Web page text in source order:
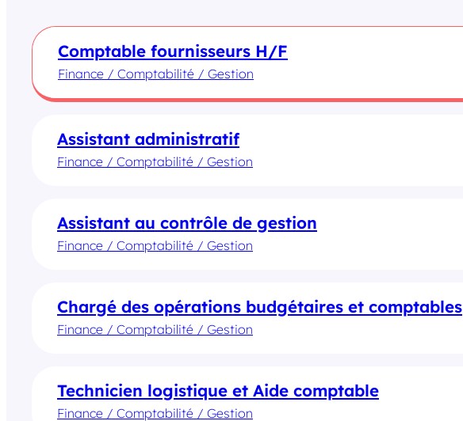
Comptable fournisseurs H/F
Finance / Comptabilité / Gestion
Assistant administratif
Finance / Comptabilité / Gestion
Assistant au contrôle de gestion
Finance / Comptabilité / Gestion
Chargé des opérations budgétaires et comptables
Finance / Comptabilité / Gestion
Technicien logistique et Aide comptable
Finance / Comptabilité / Gestion